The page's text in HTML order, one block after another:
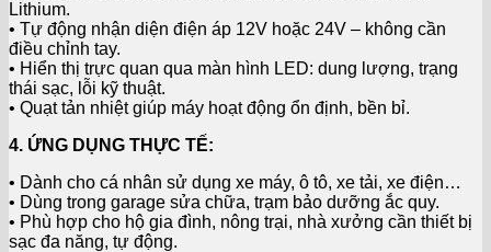
Lithium.
• Tự động nhận diện điện áp 12V hoặc 24V – không cần
điều chỉnh tay.
• Hiển thị trực quan qua màn hình LED: dung lượng, trạng
thái sạc, lỗi kỹ thuật.
• Quạt tản nhiệt giúp máy hoạt động ổn định, bền bỉ.
4. ỨNG DỤNG THỰC TẾ:
• Dành cho cá nhân sử dụng xe máy, ô tô, xe tải, xe điện…
• Dùng trong garage sửa chữa, trạm bảo dưỡng ắc quy.
• Phù hợp cho hộ gia đình, nông trại, nhà xưởng cần thiết bị
sạc đa năng, tự động.